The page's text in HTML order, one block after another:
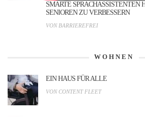
SMARTE SPRACHASSISTENTEN
SENIOREN ZU VERBESSERN
VON BARRIEREFREI
WOHNEN
EIN HAUS FÜR ALLE
VON CONTENT FLEET